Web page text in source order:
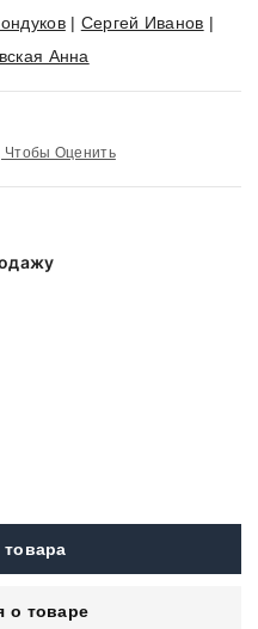
| Сергей Иванов |
Анна
Чтобы Оценить
о товаре